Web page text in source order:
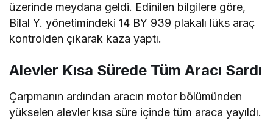
üzerinde meydana geldi. Edinilen bilgilere göre,
Bilal Y. yönetimindeki 14 BY 939 plakalı lüks araç
kontrolden çıkarak kaza yaptı.
Alevler Kısa Sürede Tüm Aracı Sardı
Çarpmanın ardından aracın motor bölümünden
yükselen alevler kısa süre içinde tüm araca yayıldı.